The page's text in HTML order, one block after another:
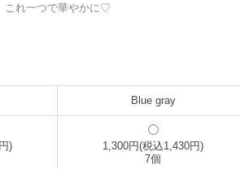
これ一つで華やかに♡
Blue gray
)
1,300円(税込1,430円)
7個